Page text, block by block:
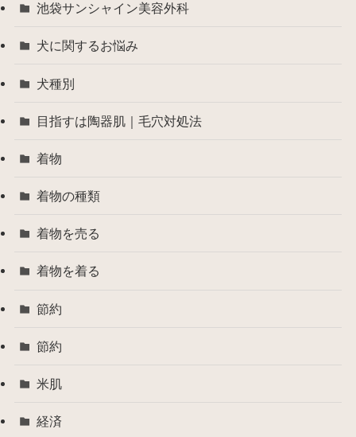
池袋サンシャイン美容外科
犬に関するお悩み
犬種別
目指すは陶器肌｜毛穴対処法
着物
着物の種類
着物を売る
着物を着る
節約
節約
米肌
経済